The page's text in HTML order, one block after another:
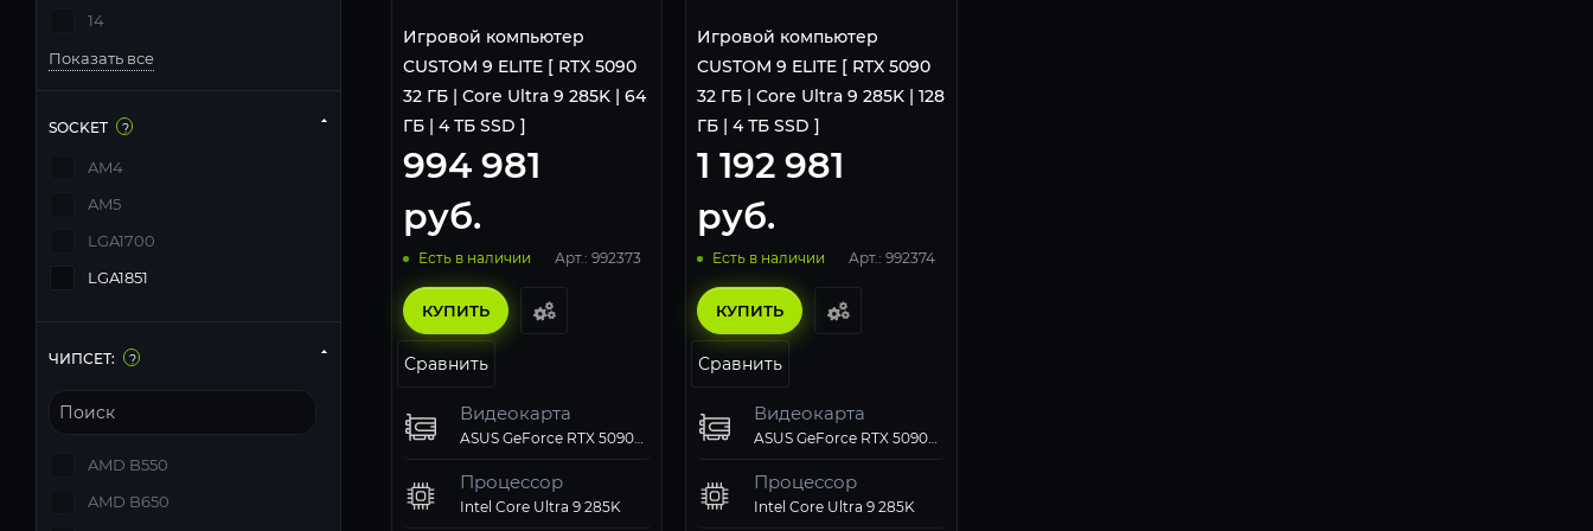
Игровой компьютер
CUSTOM 9 ELITE [ RTX 5090
32 ГБ | Core Ultra 9 285K | 64
ГБ | 4 ТБ SSD ]
994 981
руб.
Есть в наличии Арт.: 992373
КУПИТЬ
Сравнить
Видеокарта
ASUS GeForce RTX 5090 ROG Matrix Platinum 30th Anniversary Edition 32GB
Процессор
Intel Core Ultra 9 285K
Игровой компьютер
CUSTOM 9 ELITE [ RTX 5090
32 ГБ | Core Ultra 9 285K | 128
ГБ | 4 ТБ SSD ]
1 192 981
руб.
Есть в наличии Арт.: 992374
КУПИТЬ
Сравнить
Видеокарта
ASUS GeForce RTX 5090 ROG Matrix Platinum 30th Anniversary Edition 32GB
Процессор
Intel Core Ultra 9 285K
14
Показать все
SOCKET ?
AM4
AM5
LGA1700
LGA1851
ЧИПСЕТ: ?
AMD B550
AMD B650